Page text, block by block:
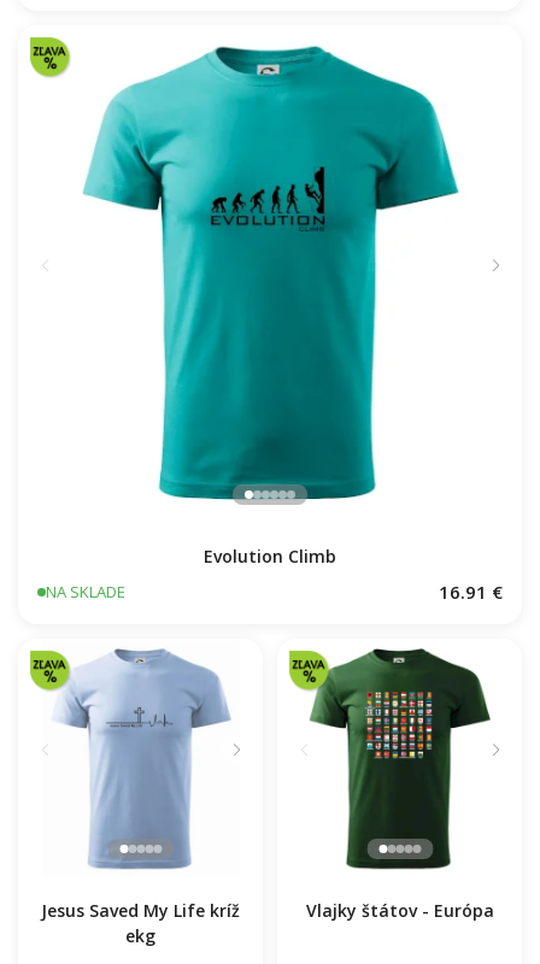
Evolution Climb
NA SKLADE 16.91 €
Jesus Saved My Life kríž
ekg
Vlajky štátov - Európa